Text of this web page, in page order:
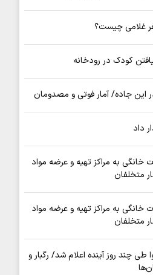
غلامی چیست؟
کودک در رودخانه
در این جاده/ آمار فوتی و مصدومان
داد
خانگی به مراکز تهیه و عرضه مواد
متخلفان
خانگی به مراکز تهیه و عرضه مواد
متخلفان
چند روز آینده اعلام شد/ رگبار و